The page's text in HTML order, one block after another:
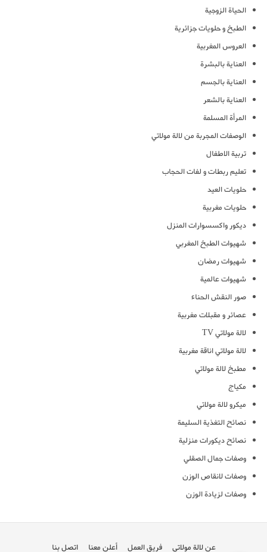
الحياة الزوجية
الطبخ و حلويات جزائرية
العروس المغربية
العناية بالبشرة
العناية بالجسم
العناية بالشعر
المرأة المسلمة
الوصفات المجربة من لالة مولاتي
تربية الاطفال
تعليم ربطات و لفات الحجاب
حلويات العيد
حلويات مغربية
ديكور واكسسوارات المنزل
شهيوات الطبخ المغربي
شهيوات رمضان
شهيوات عالمية
صور النقش الحناء
عصائر و مقبلات مغربية
لالة مولاتي TV
لالة مولاتي اناقة مغربية
مطبخ لالة مولاتي
مكياج
ميكرو لالة مولاتي
نصائح التغذية السليمة
نصائح ديكورات منزلية
وصفات جمال الصقلي
وصفات لانقاص الوزن
وصفات لزيادة الوزن
عن لالة مولاتي فريق العمل أعلن معنا اتصل بنا